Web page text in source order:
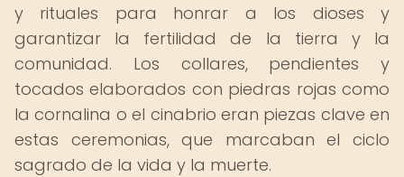
y rituales para honrar a los dioses y
garantizar la fertilidad de la tierra y la
comunidad. Los collares, pendientes y
tocados elaborados con piedras rojas como
la cornalina o el cinabrio eran piezas clave en
estas ceremonias, que marcaban el ciclo
sagrado de la vida y la muerte.